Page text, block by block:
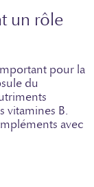
un rôle
pour la
du
vitamines B.
avec